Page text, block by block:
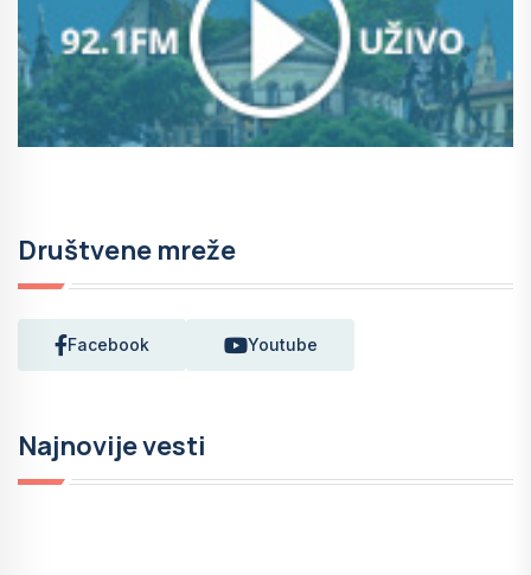
Društvene mreže
Facebook Youtube
Najnovije vesti